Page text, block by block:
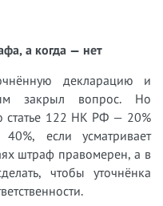
а когда — нет
декларацию и
закрыл вопрос. Но
статье 122 НК РФ — 20%
если усматривает
штраф правомерен, а в
чтобы уточнёнка